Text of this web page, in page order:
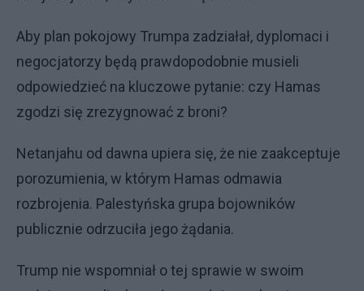
Aby plan pokojowy Trumpa zadziałał, dyplomaci i
negocjatorzy będą prawdopodobnie musieli
odpowiedzieć na kluczowe pytanie: czy Hamas
zgodzi się zrezygnować z broni?
Netanjahu od dawna upiera się, że nie zaakceptuje
porozumienia, w którym Hamas odmawia
rozbrojenia. Palestyńska grupa bojowników
publicznie odrzuciła jego żądania.
Trump nie wspomniał o tej sprawie w swoim